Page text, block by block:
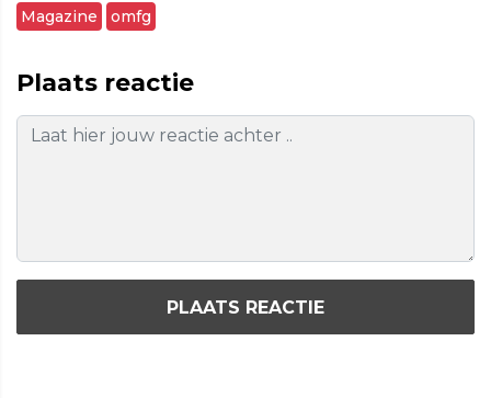
Magazine omfg
Plaats reactie
PLAATS REACTIE